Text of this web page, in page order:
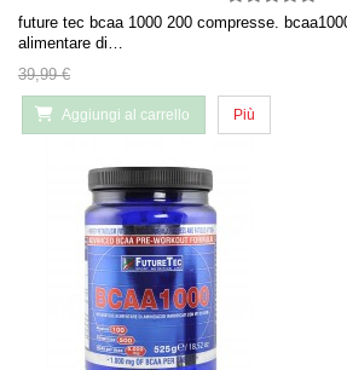
future tec bcaa 1000 200 compresse.
alimentare di…
39,99 €
Aggiungi al carrello Più